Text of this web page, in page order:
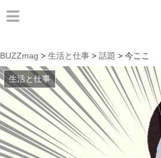
BUZZmag > 生活と仕事 > 話題 > 今ここ
生活と仕事